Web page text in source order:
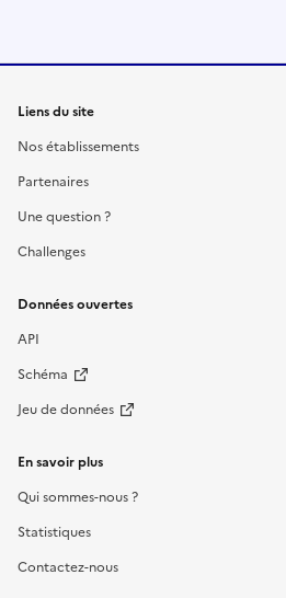
Liens du site
Nos établissements
Partenaires
Une question ?
Challenges
Données ouvertes
API
Schéma
Jeu de données
En savoir plus
Qui sommes-nous ?
Statistiques
Contactez-nous